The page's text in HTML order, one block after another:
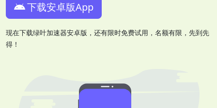
下载安卓版App
现在下载绿叶加速器安卓版，还有限时免费试用，名额有限，先到先
得！